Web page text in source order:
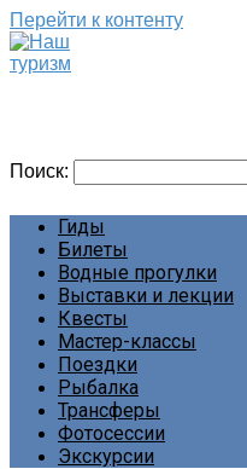
Перейти к контенту
Поиск:
Гиды
Билеты
Водные прогулки
Выставки и лекции
Квесты
Мастер-классы
Поездки
Рыбалка
Трансферы
Фотосессии
Экскурсии